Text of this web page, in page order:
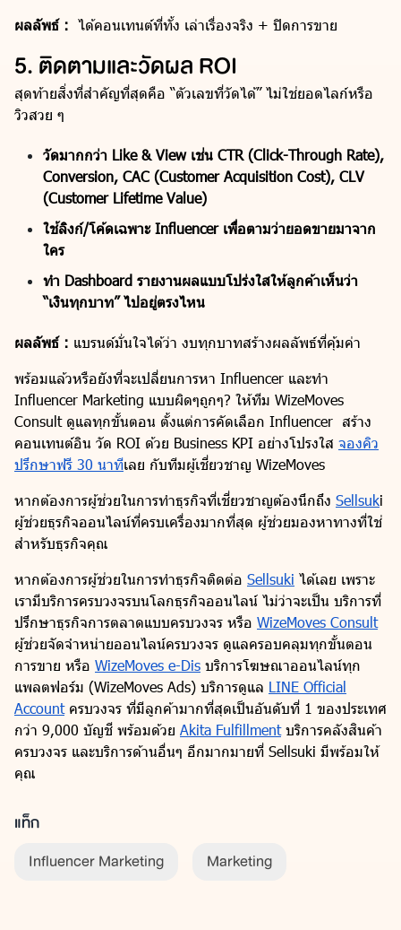
ผลลัพธ์ : ได้คอนเทนต์ที่ทั้ง เล่าเรื่องจริง + ปิดการขาย
5. ติดตามและวัดผล ROI
สุดท้ายสิ่งที่สำคัญที่สุดคือ “ตัวเลขที่วัดได้” ไม่ใช่ยอดไลก์หรือ
วิวสวย ๆ
วัดมากกว่า Like & View เช่น CTR (Click-Through Rate),
Conversion, CAC (Customer Acquisition Cost), CLV
(Customer Lifetime Value)
ใช้ลิงก์/โค้ดเฉพาะ Influencer เพื่อตามว่ายอดขายมาจาก
ใคร
ทำ Dashboard รายงานผลแบบโปร่งใสให้ลูกค้าเห็นว่า
“เงินทุกบาท” ไปอยู่ตรงไหน
ผลลัพธ์ : แบรนด์มั่นใจได้ว่า งบทุกบาทสร้างผลลัพธ์ที่คุ้มค่า
พร้อมแล้วหรือยังที่จะเปลี่ยนการหา Influencer และทำ
Influencer Marketing แบบผิดๆถูกๆ? ให้ทีม WizeMoves
Consult ดูแลทุกขั้นตอน ตั้งแต่การคัดเลือก Influencer สร้าง
คอนเทนต์อิน วัด ROI ด้วย Business KPI อย่างโปรงใส จองคิว
ปรึกษาฟรี 30 นาทีเลย กับทีมผู้เชี่ยวชาญ WizeMoves
หากต้องการผู้ช่วยในการทำธุรกิจที่เชี่ยวชาญต้องนึกถึง Sellsuki
ผู้ช่วยธุรกิจออนไลน์ที่ครบเครื่องมากที่สุด ผู้ช่วยมองหาทางที่ใช่
สำหรับธุรกิจคุณ
หากต้องการผู้ช่วยในการทำธุรกิจติดต่อ Sellsuki ได้เลย เพราะ
เรามีบริการครบวงจรบนโลกธุรกิจออนไลน์ ไม่ว่าจะเป็น บริการที่
ปรึกษาธุรกิจการตลาดแบบครบวงจร หรือ WizeMoves Consult
ผู้ช่วยจัดจำหน่ายออนไลน์ครบวงจร ดูแลครอบคลุมทุกขั้นตอน
การขาย หรือ WizeMoves e-Dis บริการโฆษณาออนไลน์ทุก
แพลตฟอร์ม (WizeMoves Ads) บริการดูแล LINE Official
Accountครบวงจร ที่มีลูกค้ามากที่สุดเป็นอันดับที่ 1 ของประเทศ
กว่า 9,000 บัญชี พร้อมด้วย Akita Fulfillmentบริการคลังสินค้า
ครบวงจร และบริการด้านอื่นๆ อีกมากมายที่ Sellsuki มีพร้อมให้
คุณ
แท็ก
Influencer Marketing
Marketing